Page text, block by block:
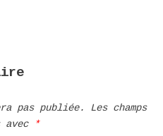
pas publiée.
Les champs
*